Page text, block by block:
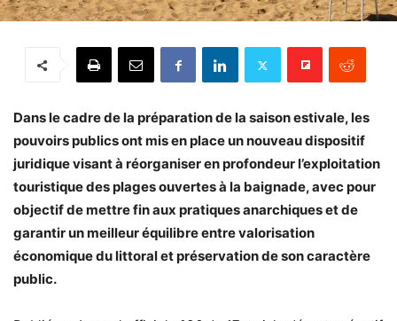
Dans le cadre de la préparation de la saison estivale, les
pouvoirs publics ont mis en place un nouveau dispositif
juridique visant à réorganiser en profondeur l’exploitation
touristique des plages ouvertes à la baignade, avec pour
objectif de mettre fin aux pratiques anarchiques et de
garantir un meilleur équilibre entre valorisation
économique du littoral et préservation de son caractère
public.